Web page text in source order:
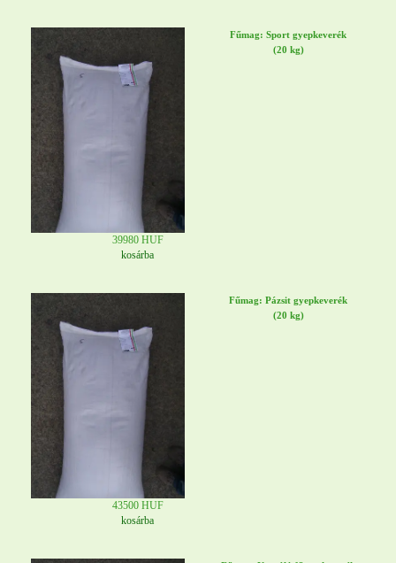
Fűmag: Sport gyepkeverék
(20 kg)
39980 HUF
kosárba
Fűmag: Pázsit gyepkeverék
(20 kg)
43500 HUF
kosárba